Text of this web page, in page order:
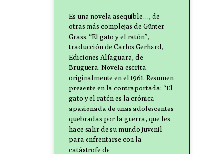
Es una novela asequible…, de
otras más complejas de Günter
Grass. “El gato y el ratón”,
traducción de Carlos Gerhard,
Ediciones Alfaguara, de
Bruguera. Novela escrita
originalmente en el 1961. Resumen
presente en la contraportada: “El
gato y el ratón es la crónica
apasionada de unas adolescentes
quebradas por la guerra, que les
hace salir de su mundo juvenil
para enfrentarse con la
catástrofe de